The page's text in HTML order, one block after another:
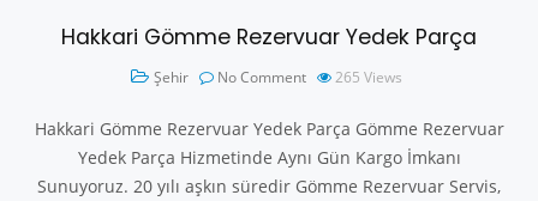
Hakkari Gömme Rezervuar Yedek Parça
Şehir No Comment 265 Views
Hakkari Gömme Rezervuar Yedek Parça Gömme Rezervuar
Yedek Parça Hizmetinde Aynı Gün Kargo İmkanı
Sunuyoruz. 20 yılı aşkın süredir Gömme Rezervuar Servis,